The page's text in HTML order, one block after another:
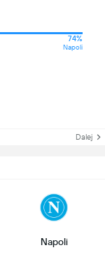
74%
Napoli
Dalej
Napoli